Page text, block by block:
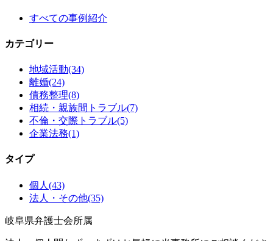
すべての事例紹介
カテゴリー
地域活動(34)
離婚(24)
債務整理(8)
相続・親族間トラブル(7)
不倫・交際トラブル(5)
企業法務(1)
タイプ
個人 (43)
法人・その他(35)
岐阜県弁護士会所属